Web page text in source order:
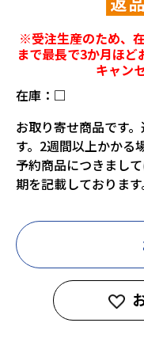
※受注生産のため、
まで最長で3か月ほ
キャン
在庫： □
お取り寄せ商品です
す。2週間以上かかる
予約商品につきまし
期を記載しております